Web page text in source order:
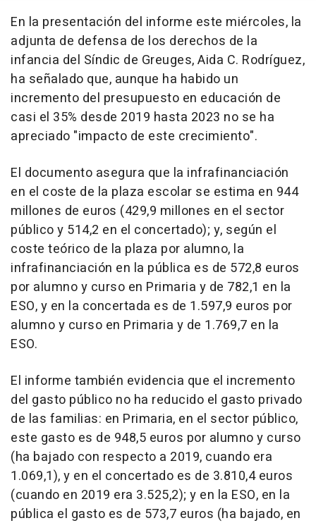
En la presentación del informe este miércoles, la
adjunta de defensa de los derechos de la
infancia del Síndic de Greuges, Aida C. Rodríguez,
ha señalado que, aunque ha habido un
incremento del presupuesto en educación de
casi el 35% desde 2019 hasta 2023 no se ha
apreciado "impacto de este crecimiento".
El documento asegura que la infrafinanciación
en el coste de la plaza escolar se estima en 944
millones de euros (429,9 millones en el sector
público y 514,2 en el concertado); y, según el
coste teórico de la plaza por alumno, la
infrafinanciación en la pública es de 572,8 euros
por alumno y curso en Primaria y de 782,1 en la
ESO, y en la concertada es de 1.597,9 euros por
alumno y curso en Primaria y de 1.769,7 en la
ESO.
El informe también evidencia que el incremento
del gasto público no ha reducido el gasto privado
de las familias: en Primaria, en el sector público,
este gasto es de 948,5 euros por alumno y curso
(ha bajado con respecto a 2019, cuando era
1.069,1), y en el concertado es de 3.810,4 euros
(cuando en 2019 era 3.525,2); y en la ESO, en la
pública el gasto es de 573,7 euros (ha bajado, en